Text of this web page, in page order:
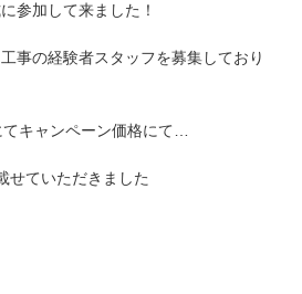
参加して来ました！
事の経験者スタッフを募集しており
キャンペーン価格にて…
せていただきました